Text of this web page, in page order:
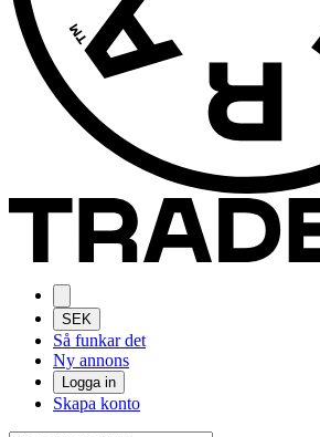
SEK
Så funkar det
Ny annons
Logga in
Skapa konto